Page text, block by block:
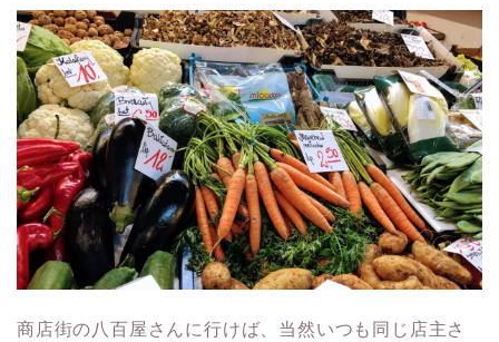
商店街の八百屋さんに行けば、当然いつも同じ店主さ